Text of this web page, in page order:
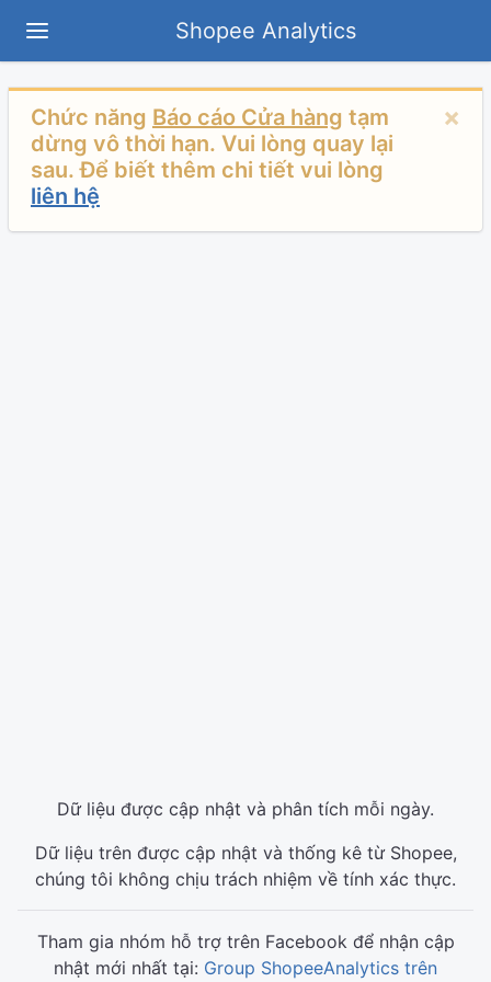
Shopee Analytics
×
Chức năng Báo cáo Cửa hàng tạm
dừng vô thời hạn. Vui lòng quay lại
sau. Để biết thêm chi tiết vui lòng
liên hệ
Dữ liệu được cập nhật và phân tích mỗi ngày.
Dữ liệu trên được cập nhật và thống kê từ Shopee,
chúng tôi không chịu trách nhiệm về tính xác thực.
Tham gia nhóm hỗ trợ trên Facebook để nhận cập
nhật mới nhất tại: Group ShopeeAnalytics trên